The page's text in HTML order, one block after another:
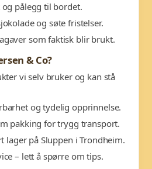
og pålegg til bordet.
og søte fristelser.
som faktisk blir brukt.
& Co?
vi selv bruker og kan stå
og tydelig opprinnelse.
pakking for trygg transport.
lager på Sluppen i Trondheim.
– lett å spørre om tips.